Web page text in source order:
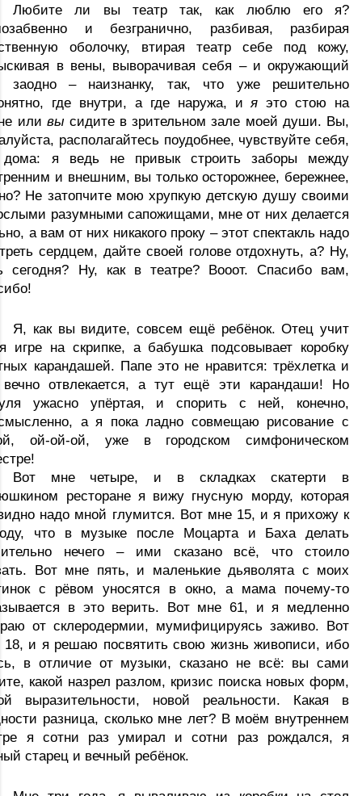
Любите ли вы театр так, как люблю его я?
и безгранично, разбивая, разбирая
оболочку, втирая театр себе под кожу,
в вены, выворачивая себя – и окружающий
заодно – наизнанку, так, что уже решительно
где внутри, а где наружа, и я это стою на
или вы сидите в зрительном зале моей души. Вы,
располагайтесь поудобнее, чувствуйте себя,
дома: я ведь не привык строить заборы между
и внешним, вы только осторожнее, бережнее,
Не затопчите мою хрупкую детскую душу своими
разумными сапожищами, мне от них делается
а вам от них никакого проку – этот спектакль надо
сердцем, дайте своей голове отдохнуть, а? Ну,
сегодня? Ну, как в театре?
Вооот. Спасибо вам,
Я, как вы видите, совсем ещё ребёнок. Отец учит
игре на скрипке, а бабушка подсовывает коробку
карандашей. Папе это не нравится: трёхлетка и
вечно отвлекается, а тут ещё эти карандаши! Но
ужасно упёртая, и спорить с ней, конечно,
а я пока ладно совмещаю рисование с
ой-ой-ой, уже в городском симфоническом
Вот мне четыре, и в складках скатерти в
ресторане я вижу гнусную морду, которая
надо мной глумится. Вот мне 15, и я прихожу к
что в музыке после Моцарта и Баха делать
нечего – ими сказано всё, что стоило
Вот мне пять, и маленькие дьяволята с моих
с рёвом уносятся в окно, а мама почему-то
в это верить. Вот мне 61, и я медленно
от склеродермии, мумифицируясь заживо. Вот
18, и я решаю посвятить свою жизнь живописи, ибо
в отличие от музыки, сказано не всё: вы сами
какой назрел разлом, кризис поиска новых форм,
выразительности, новой реальности. Какая в
разница, сколько мне лет? В моём внутреннем
я сотни раз умирал и сотни раз рождался, я
старец и вечный ребёнок.